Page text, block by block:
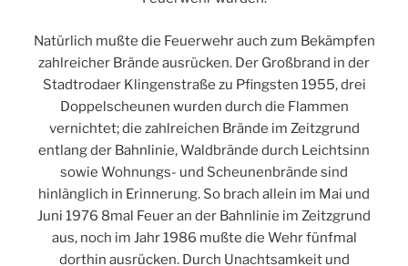
Natürlich mußte die Feuerwehr auch zum Bekämpfen
zahlreicher Brände ausrücken. Der Großbrand in der
Stadtrodaer Klingenstraße zu Pfingsten 1955, drei
Doppelscheunen wurden durch die Flammen
vernichtet; die zahlreichen Brände im Zeitzgrund
entlang der Bahnlinie, Waldbrände durch Leichtsinn
sowie Wohnungs- und Scheunenbrände sind
hinlänglich in Erinnerung. So brach allein im Mai und
Juni 1976 8mal Feuer an der Bahnlinie im Zeitzgrund
aus, noch im Jahr 1986 mußte die Wehr fünfmal
dorthin ausrücken. Durch Unachtsamkeit und